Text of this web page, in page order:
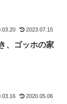
2023.07.15
、ゴッホの家
2020.05.06